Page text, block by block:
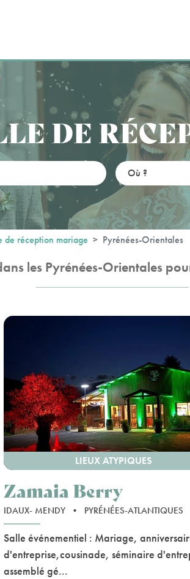
DE
de réception mariage Pyrénées-Orientales
les Pyrénées-Orientales
LIEUX ATYPIQUES
Zamaia Berry
IDAUX- MENDY • PYRÉNÉES-ATLANTIQUES
Salle événementiel : Mariage,
d'entreprise,cousinade, séminaire
assemblé gé...